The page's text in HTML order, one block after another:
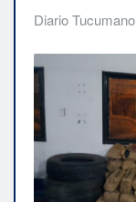
Diario Tucumano